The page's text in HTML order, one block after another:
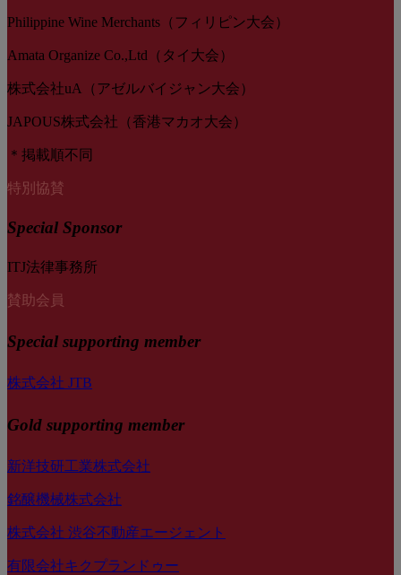
Philippine Wine Merchants（フィリピン大会）
Amata Organize Co.,Ltd（タイ大会）
株式会社uA（アゼルバイジャン大会）
JAPOUS株式会社（香港マカオ大会）
＊掲載順不同
特別協賛
Special Sponsor
ITJ法律事務所
賛助会員
Special supporting member
株式会社 JTB
Gold supporting member
新洋技研工業株式会社
銘醸機械株式会社
株式会社 渋谷不動産エージェント
有限会社キクプランドゥー